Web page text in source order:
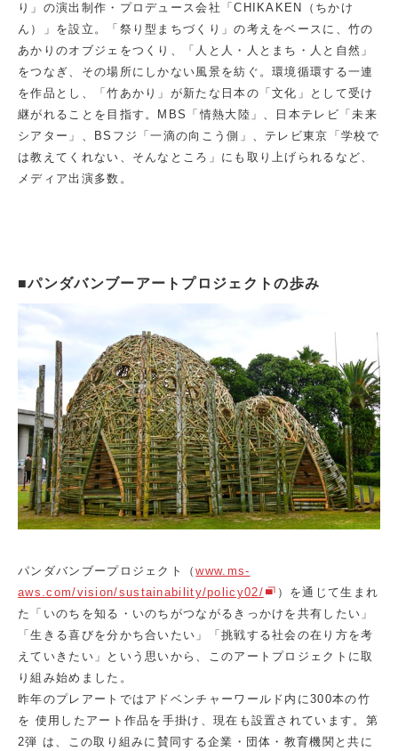
り」の演出制作・プロデュース会社「CHIKAKEN（ちかけ
ん）」を設立。「祭り型まちづくり」の考えをベースに、竹の
あかりのオブジェをつくり、「人と人・人とまち・人と自然」
をつなぎ、その場所にしかない風景を紡ぐ。環境循環する一連
を作品とし、「竹あかり」が新たな日本の「文化」として受け
継がれることを目指す。MBS「情熱大陸」、日本テレビ「未来
シアター」、BSフジ「一滴の向こう側」、テレビ東京「学校で
は教えてくれない、そんなところ」にも取り上げられるなど、
メディア出演多数。
■パンダバンブーアートプロジェクトの歩み
パンダバンブープロジェクト（www.ms-
aws.com/vision/sustainability/policy02/
）を通じて生まれ
た「いのちを知る・いのちがつながるきっかけを共有したい」
「生きる喜びを分かち合いたい」「挑戦する社会の在り方を考
えていきたい」という思いから、このアートプロジェクトに取
り組み始めました。
昨年のプレアートではアドベンチャーワールド内に300本の竹
を 使用したアート作品を手掛け、現在も設置されています。第
2弾 は、この取り組みに賛同する企業・団体・教育機関と共に